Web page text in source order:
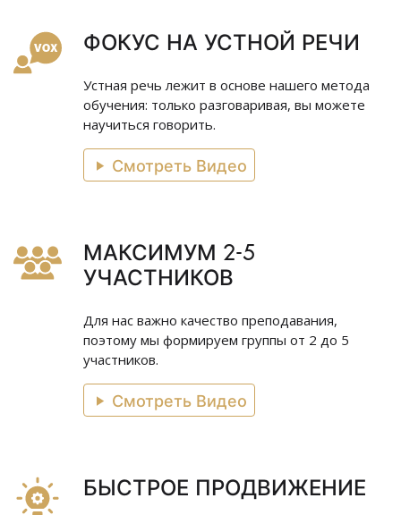
ФОКУС НА УСТНОЙ РЕЧИ
Устная речь лежит в основе нашего метода
обучения: только разговаривая, вы можете
научиться говорить.
Смотреть Видео
МАКСИМУМ 2-5
УЧАСТНИКОВ
Для нас важно качество преподавания,
поэтому мы формируем группы от 2 до 5
участников.
Смотреть Видео
БЫСТРОЕ ПРОДВИЖЕНИЕ